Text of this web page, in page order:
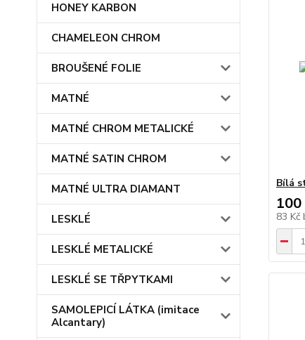
HONEY KARBON
CHAMELEON CHROM
BROUŠENÉ FOLIE
MATNÉ
MATNÉ CHROM METALICKÉ
MATNÉ SATIN CHROM
MATNÉ ULTRA DIAMANT
LESKLÉ
LESKLÉ METALICKÉ
LESKLÉ SE TŘPYTKAMI
SAMOLEPICÍ LÁTKA (imitace
Alcantary)
Bílá
100
83 Kč